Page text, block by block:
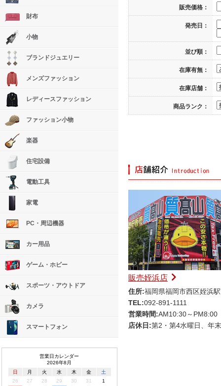
販売価格：
発売日：
並び順：
在庫有無：
在庫店舗：
商品ランク：
販売姪浜店
住所:福岡県福岡市西区姪浜
TEL:092-891-1111
営業時間:AM10:30～PM8:00
店休日:第2・第4水曜日、年
財布
小物
ブランドジュエリー
メンズファッション
レディースファッション
ファッション小物
楽器
住宅設備
電動工具
家電
PC・周辺機器
カー用品
ゲーム・ホビー
スポーツ・アウトドア
カメラ
スマートフォン
営業日カレンダー
2026年8月
日
月 火 水 木 金
土
26
27 28 29 30 31
1